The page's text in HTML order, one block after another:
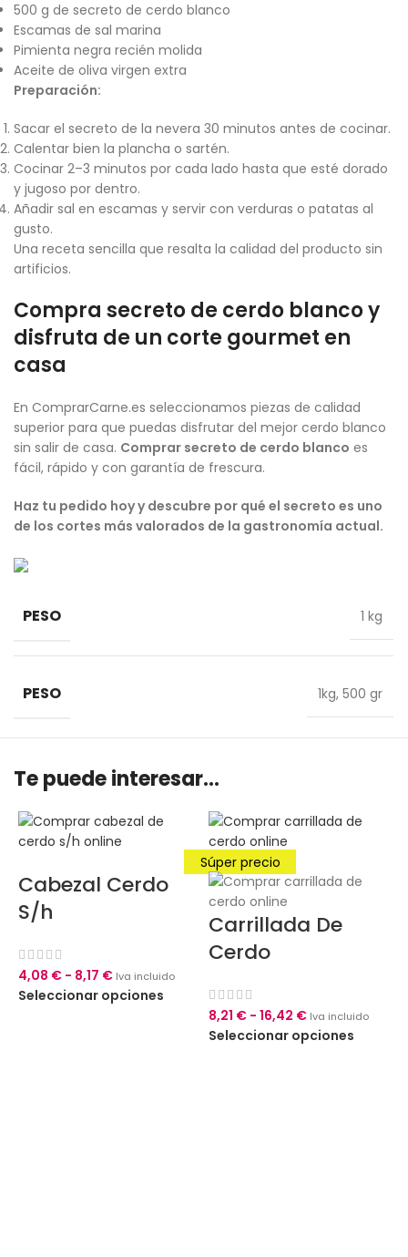
500 g de secreto de cerdo blanco
Escamas de sal marina
Pimienta negra recién molida
Aceite de oliva virgen extra
Preparación:
Sacar el secreto de la nevera 30 minutos antes de cocinar.
Calentar bien la plancha o sartén.
Cocinar 2–3 minutos por cada lado hasta que esté dorado
y jugoso por dentro.
Añadir sal en escamas y servir con verduras o patatas al
gusto.
Una receta sencilla que resalta la calidad del producto sin
artificios.
Compra secreto de cerdo blanco y
disfruta de un corte gourmet en
casa
En ComprarCarne.es seleccionamos piezas de calidad
superior para que puedas disfrutar del mejor cerdo blanco
sin salir de casa. Comprar secreto de cerdo blanco es
fácil, rápido y con garantía de frescura.
Haz tu pedido hoy y descubre por qué el secreto es uno
de los cortes más valorados de la gastronomía actual.
PESO 1 kg
PESO 1kg, 500 gr
Te puede interesar...
Cabezal Cerdo
S/h
4,08 € - 8,17 € Iva incluido
Seleccionar opciones
Súper precio
Carrillada De
Cerdo
8,21 € - 16,42 € Iva incluido
Seleccionar opciones